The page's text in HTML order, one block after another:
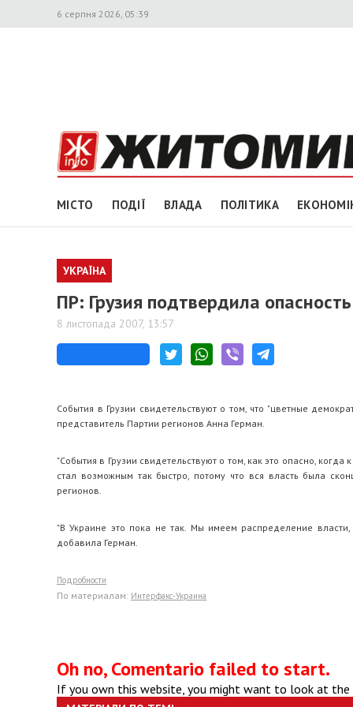
6 серпня 2026, 05:39
МІСТО ПОДІЇ ВЛАДА ПОЛІТИКА
УКРАЇНА
ПР: Грузия подтвердила
8 листопада 2007, 13:57
События в Грузии свидетельствуют о том, что "цветные
представитель Партии регионов Анна Герман.
"События в Грузии свидетельствуют о том, как это опасно,
стал возможным так быстро, потому что вся власть была
регионов.
"В Украине это пока не так. Мы имеем распределение
добавила Герман.
Подробности
По материалам: Интерфакс-Украина
Oh no, Comentario failed to start.
If you own this website, you might want to look at